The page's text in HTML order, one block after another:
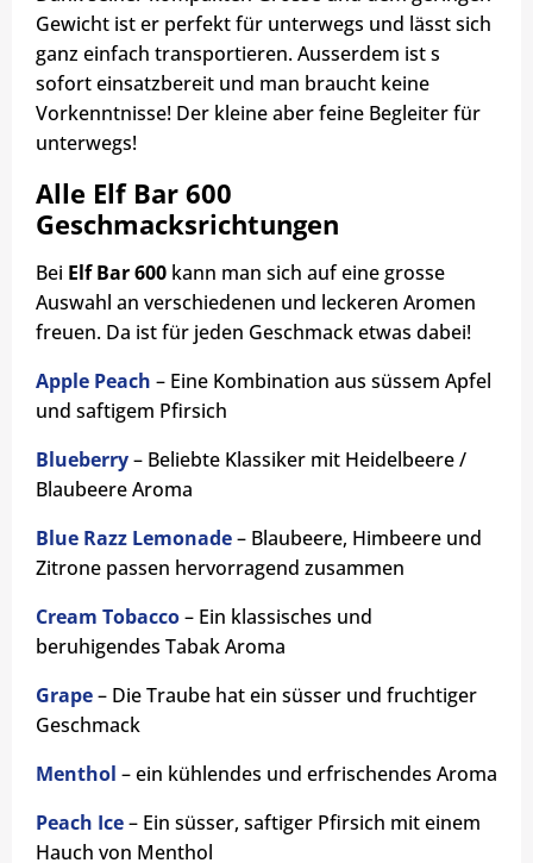
Gewicht ist er perfekt für unterwegs und lässt sich
ganz einfach transportieren. Ausserdem ist s
sofort einsatzbereit und man braucht keine
Vorkenntnisse! Der kleine aber feine Begleiter für
unterwegs!
Alle Elf Bar 600
Geschmacksrichtungen
Bei Elf Bar 600 kann man sich auf eine grosse
Auswahl an verschiedenen und leckeren Aromen
freuen. Da ist für jeden Geschmack etwas dabei!
Apple Peach – Eine Kombination aus süssem Apfel
und saftigem Pfirsich
Blueberry– Beliebte Klassiker mit Heidelbeere /
Blaubeere Aroma
Blue Razz Lemonade– Blaubeere, Himbeere und
Zitrone passen hervorragend zusammen
Cream Tobacco– Ein klassisches und
beruhigendes Tabak Aroma
Grape– Die Traube hat ein süsser und fruchtiger
Geschmack
Menthol – ein kühlendes und erfrischendes Aroma
Peach Ice– Ein süsser, saftiger Pfirsich mit einem
Hauch von Menthol